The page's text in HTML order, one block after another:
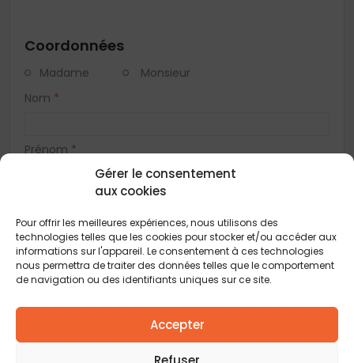
Gérer le consentement
aux cookies
Pour offrir les meilleures expériences, nous utilisons des
technologies telles que les cookies pour stocker et/ou accéder aux
informations sur l'appareil. Le consentement à ces technologies
nous permettra de traiter des données telles que le comportement
de navigation ou des identifiants uniques sur ce site.
Accepter
Coordonnées
Madame
Monsieur
Nom *
Prénom*
E-mail*
Adresse